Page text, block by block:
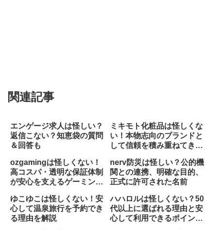
関連記事
エンゲージ求人は怪しい？
返信こない？知恵袋の質問
＆回答も
ミキモト化粧品は怪しくな
い！本物志向のブランドと
して信頼を積み重ねてきた
ozgamingは怪しくない！
高コスパ・透明な保証体制
が安心を支えるゲーミング
nerv防災は怪しい？公的機
関との連携、明確な目的、
正式に許可された名前
ゆこゆこは怪しくない！安
心して温泉旅行を予約でき
る理由を解説
ハハロルは怪しくない？50
代以上に選ばれる理由と安
心して利用できるポイント